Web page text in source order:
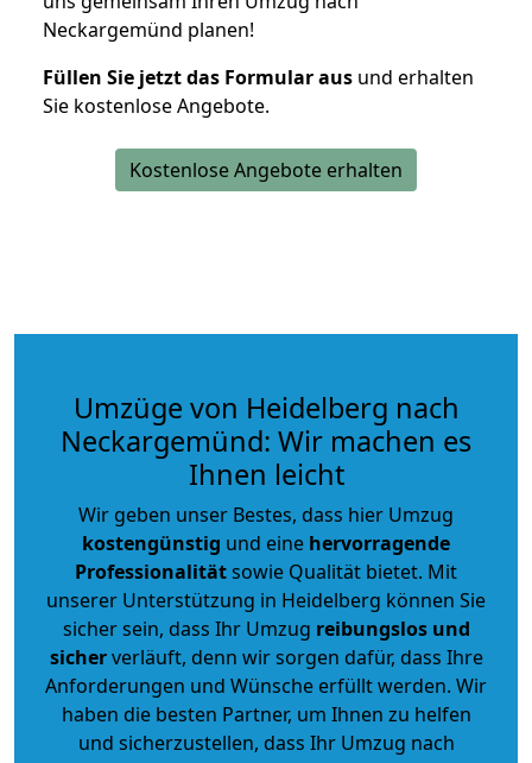
Neckargemünd planen!
Füllen Sie jetzt das Formular aus und erhalten
Sie kostenlose Angebote.
Kostenlose Angebote erhalten
Umzüge von Heidelberg nach
Neckargemünd: Wir machen es
Ihnen leicht
Wir geben unser Bestes, dass hier Umzug
kostengünstig und eine hervorragende
Professionalitätsowie Qualität bietet. Mit
unserer Unterstützung in Heidelberg können Sie
sicher sein, dass Ihr Umzug reibungslos und
sicherverläuft, denn wir sorgen dafür, dass Ihre
Anforderungen und Wünsche erfüllt werden. Wir
haben die besten Partner, um Ihnen zu helfen
und sicherzustellen, dass Ihr Umzug nach